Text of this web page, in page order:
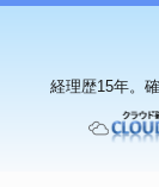
経理歴15年。